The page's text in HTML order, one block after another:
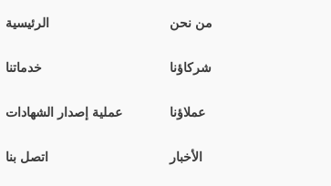
الرئيسية من نحن
خدماتنا شركاؤنا
عملية إصدار الشهادات عملاؤنا
اتصل بنا الأخبار